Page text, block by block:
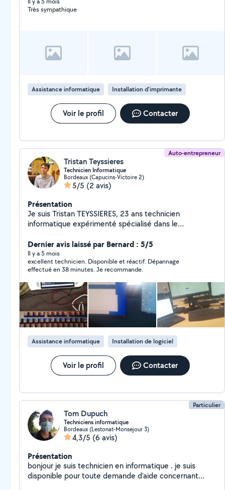
automatisation. Je propose mon aide dans le domaine
Très sympathique
Assistance informatique Installation d'imprimante
Voir le profil Contacter
Auto-entrepreneur
Tristan Teyssieres
Technicien Informatique
Bordeaux (Capucins-Victoire 2)
5/5 (2 avis)
Présentation
Je suis Tristan TEYSSIERES, 23 ans technicien
informatique expérimenté spécialisé dans le
pour particuliers et professionnels. Avec plusieurs
années d'expériences, mes objectifs sont de rendre
l'informatique simple, accessible et fiable pour tous.
Pourquoi me choisir ? - Interventions efficace - Tarifs
transparents et compétitifs - Disponibilités et proximité
- Pédagogie et bienveillance Contactez-moi pour plus
d'informations.
Dernier avis laissé par Bernard : 5/5
Il y a 5 mois
excellent technicien. Disponible et réactif. Dépannage
effectué en 38 minutes. Je recommande.
Assistance informatique Installation de logiciel
Voir le profil Contacter
Particulier
Tom Dupuch
Techniciens informatique
Bordeaux (Lestonat-Monsejour 3)
4,3/5 (6 avis)
Présentation
bonjour je suis technicien en informatique . je suis
disponible pour toute demande d'aide concernant